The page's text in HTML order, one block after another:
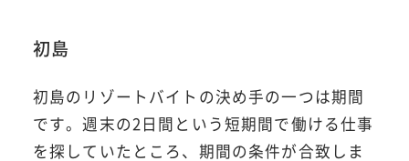
初島
初島のリゾートバイトの決め手の一つは期間
です。週末の2日間という短期間で働ける仕事
を探していたところ、期間の条件が合致しま